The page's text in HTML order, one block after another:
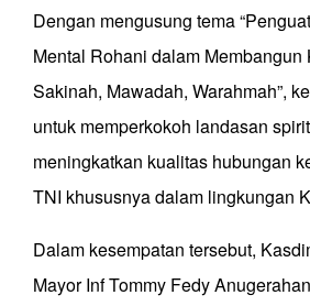
Dengan mengusung tema
Mental Rohani dalam Membangun
Sakinah, Mawadah, Warahmah”,
untuk memperkokoh landasan
meningkatkan kualitas hubungan
TNI khususnya dalam lingkungan
Dalam kesempatan tersebut,
Mayor Inf Tommy Fedy